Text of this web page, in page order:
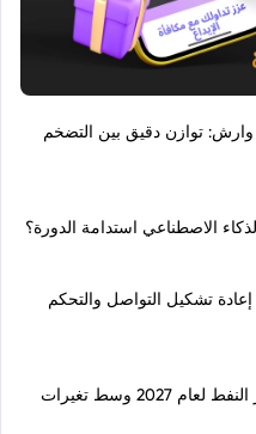
وارش: توازن دقيق بين التضخم
الاصطناعي استدامة الدورة؟
تشكيل التواصل والتحكم
جولدمان ساكس يخفض توقعات أسعار النفط لعام 2027 وسط تغيرات